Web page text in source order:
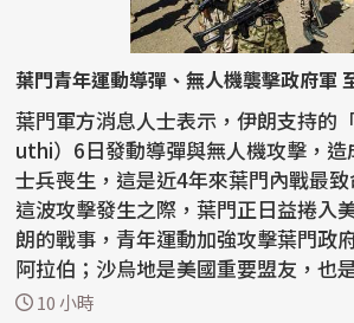
葉門青年運動導彈、無人機襲擊政府軍
葉門軍方消息人士表示，伊朗支持的
uthi）6日發動導彈與無人機攻擊，
士兵喪生，這是近4年來葉門內戰最致
這波攻擊發生之際，葉門正日益捲入
朗的戰事，青年運動加強攻擊葉門政
阿拉伯；沙烏地是美國重要盟友，也
門...10 小時